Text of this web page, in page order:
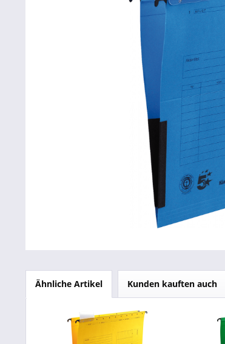
Betriebsausstattung & Lagerausstattung
Tragetaschen & Geschenkverpackungen
Ähnliche Artikel Kunden kauften auch